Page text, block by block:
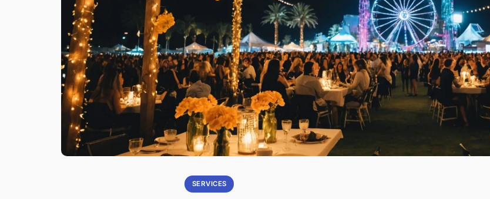
SERVICES